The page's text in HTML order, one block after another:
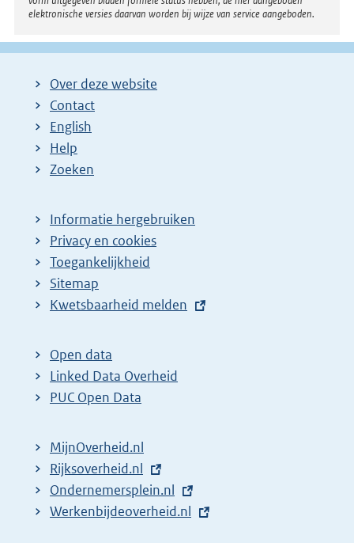
elektronische versies daarvan worden bij wijze van service aangeboden.
Over deze website
Contact
English
Help
Zoeken
Informatie hergebruiken
Privacy en cookies
Toegankelijkheid
Sitemap
E
t
e
r
l
i
n
k
Kwetsbaarheid melden
Open data
Linked Data Overheid
PUC Open Data
MijnOverheid.nl
E
x
t
Rijksoverheid.nl
E
x
Ondernemersplein.nl
E
Werkenbijdeoverheid.nl